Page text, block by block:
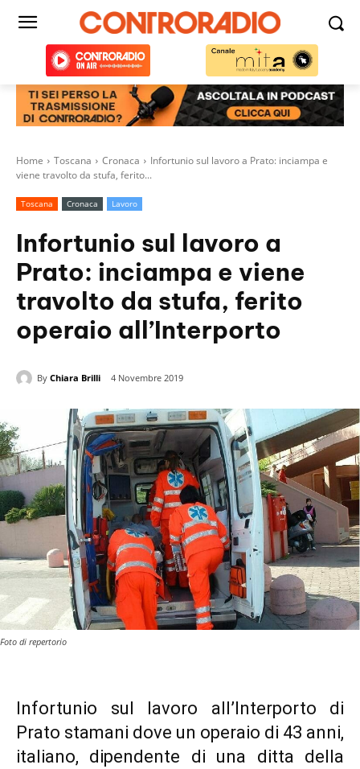
Home Toscana Cronaca
Infortunio sul lavoro a Prato: inciampa e
viene travolto da stufa, ferito...
Toscana Cronaca Lavoro
Infortunio sul lavoro a
Prato: inciampa e viene
travolto da stufa, ferito
operaio all’Interporto
By Chiara Brilli 4 Novembre 2019
Foto di repertorio
Infortunio sul lavoro all’Interporto di
Prato stamani dove un operaio di 43 anni,
italiano, dipendente di una ditta della